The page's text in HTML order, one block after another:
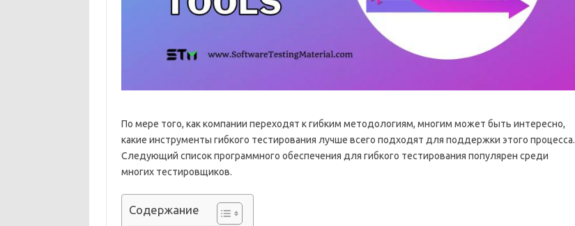
По мере того, как компании переходят к гибким методологиям, многим может быть интересно,
какие инструменты гибкого тестирования лучше всего подходят для поддержки этого процесса.
Следующий список программного обеспечения для гибкого тестирования популярен среди
многих тестировщиков.
Содержание